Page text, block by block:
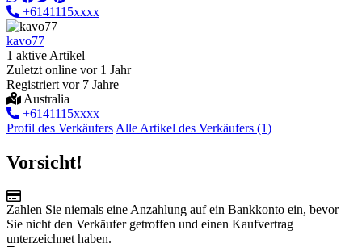
+6141115xxxx
kavo77
1 aktive Artikel
Zuletzt online vor 1 Jahr
Registriert vor 7 Jahre
Australia
+6141115xxxx
Profil des Verkäufers Alle Artikel des Verkäufers (1)
Vorsicht!
Zahlen Sie niemals eine Anzahlung auf ein Bankkonto ein, bevor
Sie nicht den Verkäufer getroffen und einen Kaufvertrag
unterzeichnet haben.